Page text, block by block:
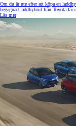
Om du är ute efter att köpa en
begagnad laddhybrid från Toyota
Läs mer